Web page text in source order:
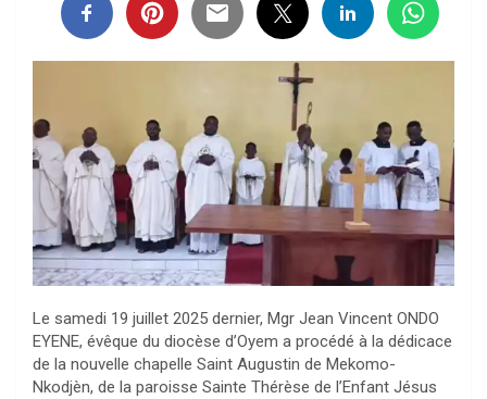
Le samedi 19 juillet 2025 dernier, Mgr Jean Vincent ONDO
EYENE, évêque du diocèse d’Oyem a procédé à la dédicace
de la nouvelle chapelle Saint Augustin de Mekomo-
Nkodjèn, de la paroisse Sainte Thérèse de l’Enfant Jésus